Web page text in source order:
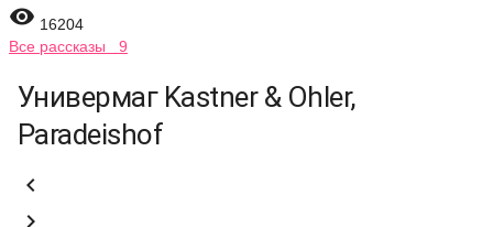
 16204
Все рассказы 9
Универмаг Kastner & Ohler,
Paradeishof

